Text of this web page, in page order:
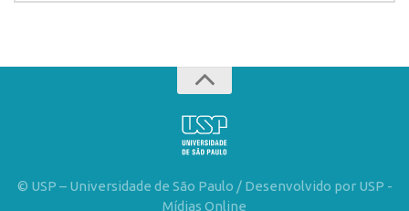
© USP – Universidade de São Paulo / Desenvolvido por USP -
Mídias Online